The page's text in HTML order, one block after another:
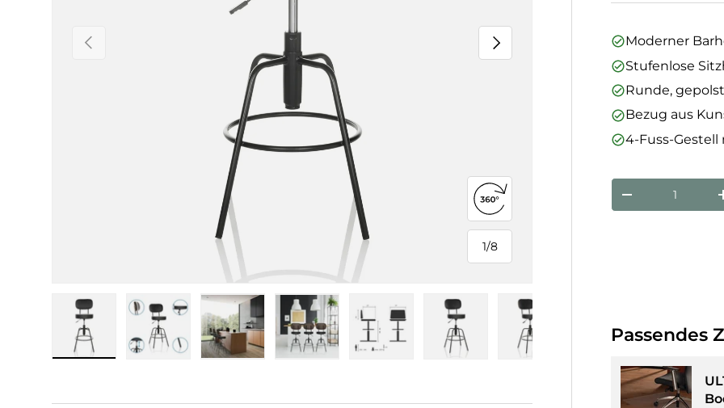
Vorherige
1/
von
8
Nächste
360°-Ansicht öffnen
Bild 6 in Galerieansicht laden
Bild 7 in Galerieansicht laden
Bild 8 in
Moderner
Stufenlose
Runde,
Bezug aus
4-Fuss-
Anzahl
Menge
Passendes